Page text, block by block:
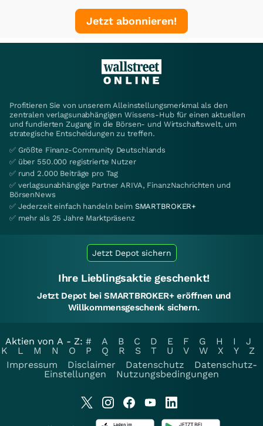
Jetzt abonnieren!
Profitieren Sie von unserem Alleinstellungsmerkmal als den
zentralen verlagsunabhängigen Wissens-Hub für einen aktuellen
und fundierten Zugang in die Börsen- und Wirtschaftswelt, um
strategische Entscheidungen zu treffen.
✅ Größte Finanz-Community Deutschlands
✅ über 550.000 registrierte Nutzer
✅ rund 2.000 Beiträge pro Tag
✅ verlagsunabhängige Partner ARIVA, FinanzNachrichten und
BörsenNews
✅ Jederzeit einfach handeln beim SMARTBROKER+
✅ mehr als 25 Jahre Marktpräsenz
Jetzt Depot sichern
Ihre Lieblingsaktie geschenkt!
Jetzt Depot bei SMARTBROKER+ eröffnen und
Willkommensgeschenk sichern.
Aktien von A - Z: # A B C D E F G H I
J
K
L M N O P Q R S T U V W X Y
Z
Impressum
Disclaimer Datenschutz
Datenschutz-
Einstellungen
Nutzungsbedingungen